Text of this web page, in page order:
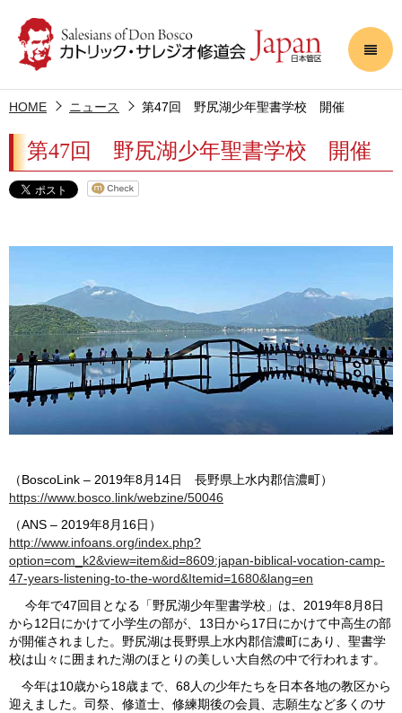
HOME ニュース 第47回 野尻湖少年聖書学校 開催
第47回 野尻湖少年聖書学校 開催
（BoscoLink – 2019年8月14日 長野県上水内郡信濃町）
https://www.bosco.link/webzine/50046
（ANS – 2019年8月16日）
http://www.infoans.org/index.php?
option=com_k2&view=item&id=8609:japan-biblical-vocation-camp-
47-years-listening-to-the-word&Itemid=1680&lang=en
今年で47回目となる「野尻湖少年聖書学校」は、2019年8月8日
から12日にかけて小学生の部が、13日から17日にかけて中高生の部
が開催されました。野尻湖は長野県上水内郡信濃町にあり、聖書学
校は山々に囲まれた湖のほとりの美しい大自然の中で行われます。
今年は10歳から18歳まで、68人の少年たちを日本各地の教区から
迎えました。司祭、修道士、修練期後の会員、志願生など多くのサ